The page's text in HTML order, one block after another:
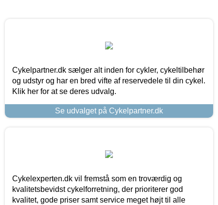
Cykelpartner.dk sælger alt inden for cykler, cykeltilbehør
og udstyr og har en bred vifte af reservedele til din cykel.
Klik her for at se deres udvalg.
Se udvalget på Cykelpartner.dk
Cykelexperten.dk vil fremstå som en troværdig og
kvalitetsbevidst cykelforretning, der prioriterer god
kvalitet, gode priser samt service meget højt til alle